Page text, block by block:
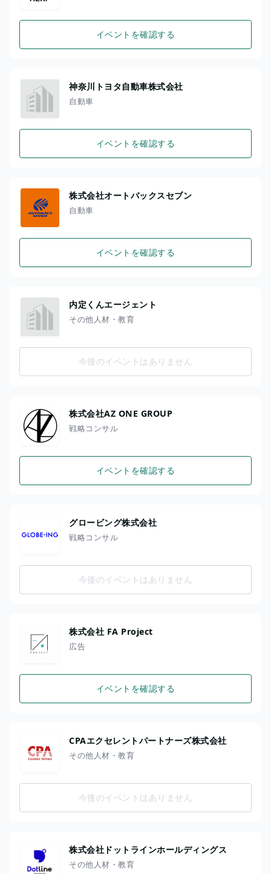
イベントを確認する
神奈川トヨタ自動車株式会社
自動車
イベントを確認する
株式会社オートバックスセブン
自動車
イベントを確認する
内定くんエージェント
その他人材・教育
今後のイベントはありません
株式会社AZ ONE GROUP
戦略コンサル
イベントを確認する
グロービング株式会社
戦略コンサル
今後のイベントはありません
株式会社 FA Project
広告
イベントを確認する
CPAエクセレントパートナーズ株式会社
その他人材・教育
今後のイベントはありません
株式会社ドットラインホールディングス
その他人材・教育